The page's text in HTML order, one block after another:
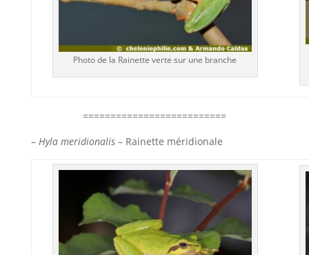
Photo de la Rainette verte sur une branche
==========================
– Hyla meridionalis– Rainette méridionale